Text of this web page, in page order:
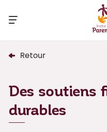
Retour
Des soutiens
durables